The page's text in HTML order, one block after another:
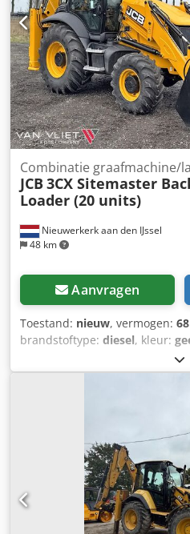
80% rupsloopwerk - Inclusief 3
en 2000 mm slotenbak Csdpfx
met TOPCON 3D-systeem uit
Nieuwerkerk aan den IJssel
48 km
Combinatie graafmachine/
JCB 3CX Sitemaster
Loader (20 units)
Aanvragen
Toestand: nieuw, vermogen:
brandstoftype: diesel, kleur:
,
Modeljaar: 2024 Aandrijving:
Motorinhoud: 4.400 cc Ledig
(L x B x H): 565 x 235 x 361 cm
ZORGEN VOOR DE OPLOSSING,
RESULTATEN. Zonder
importeur van MAN Truck &
Afrikaanse landen. We bieden
met uitstekende after-sales
onderdelen en het organiseren
Csdpfjzrgctox Aqpsrf